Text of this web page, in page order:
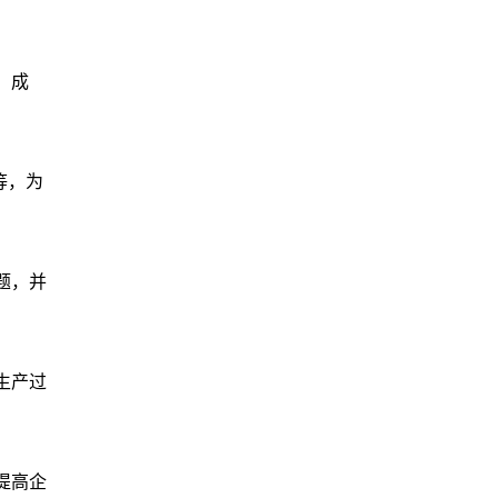
成
，为
，并
产过
高企